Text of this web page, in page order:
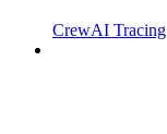
CrewAI Tracing